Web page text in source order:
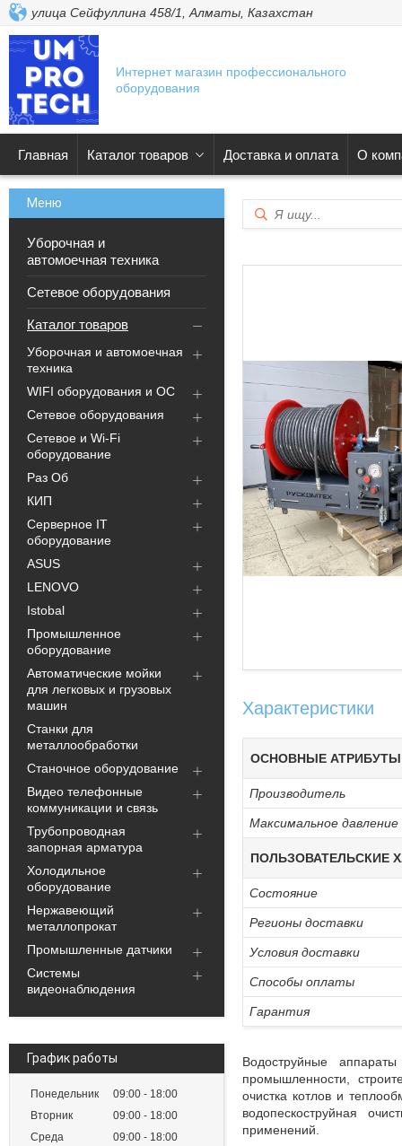
улица Сейфуллина 458/1, Алматы, Казахстан
Интернет магазин профессионального
оборудования
Главная Каталог товаров Доставка и оплата О
Уборочная и
автомоечная техника
Сетевое оборудования
Каталог товаров
Уборочная и автомоечная
техника
WIFI оборудования и ОС
Сетевое оборудования
Сетевое и Wi-Fi
оборудование
Раз Об
КИП
Серверное IT
оборудование
ASUS
LENOVO
Istobal
Промышленное
оборудование
Автоматические мойки
для легковых и грузовых
машин
Станки для
металлообработки
Станочное оборудование
Видео телефонные
коммуникации и связь
Трубопроводная
запорная арматура
Холодильное
оборудование
Нержавеющий
металлопрокат
Промышленные датчики
Системы
видеонаблюдения
График работы
Понедельник 09:00
18:00
Вторник
09:00
18:00
Среда
09:00
18:00
Характеристики
ОСНОВНЫЕ АТРИБУТЫ
Производитель
Максимальное давление
ПОЛЬЗОВАТЕЛЬСКИЕ
Состояние
Регионы доставки
Условия доставки
Способы оплаты
Гарантия
Водоструйные
промышленности,
очистка котлов и
водопескоструйная
применений.